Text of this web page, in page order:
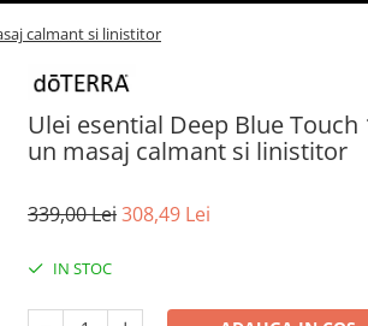
calmant si linistitor
Ulei esential Deep Blue
un masaj calmant si linistitor
339,00 Lei308,49 Lei
IN STOC